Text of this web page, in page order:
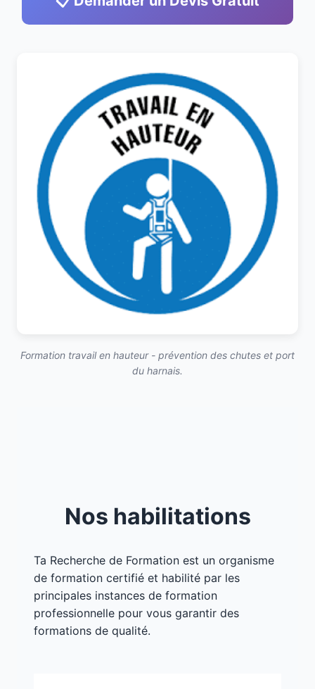
Formation travail en hauteur - prévention des chutes et port
du harnais.
Nos habilitations
Ta Recherche de Formation est un organisme
de formation certifié et habilité par les
principales instances de formation
professionnelle pour vous garantir des
formations de qualité.